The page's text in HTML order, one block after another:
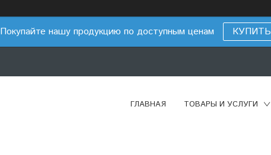
Покупайте нашу продукцию по доступным ценам КУПИТЬ
ГЛАВНАЯ ТОВАРЫ И УСЛУГИ